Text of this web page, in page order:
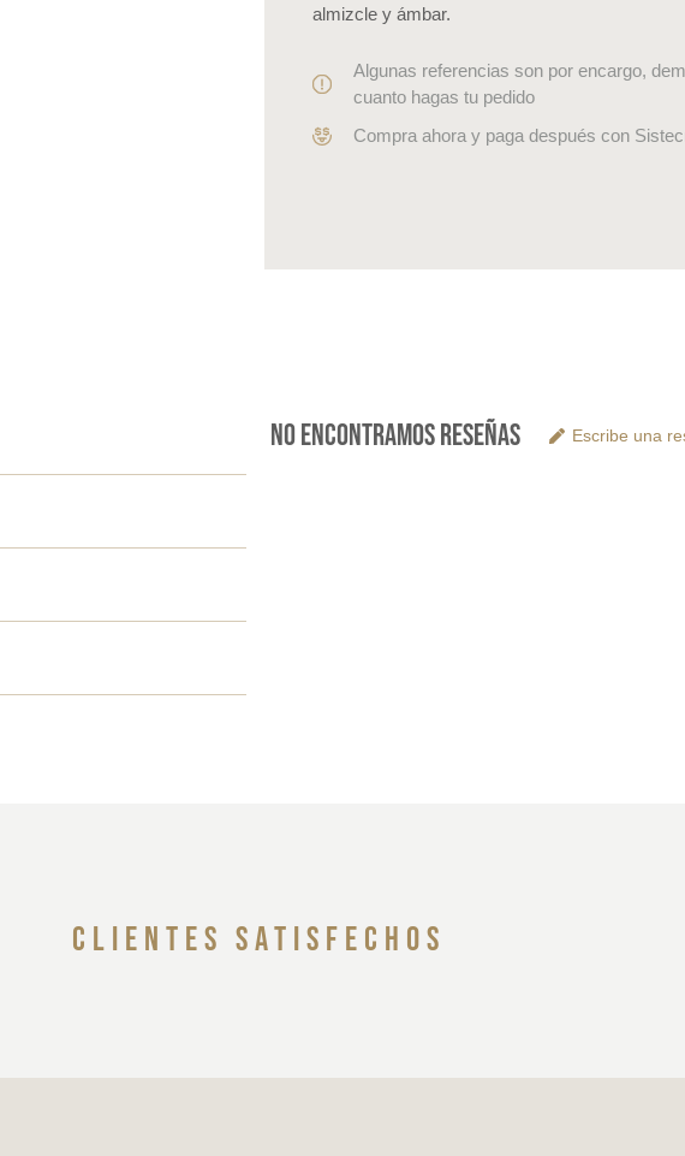
almizcle y ámbar.
Algunas referencias son por encargo,
cuanto hagas tu pedido
Compra ahora y paga después con
No encontramos reseñas Escribe una
clientes satisfechos